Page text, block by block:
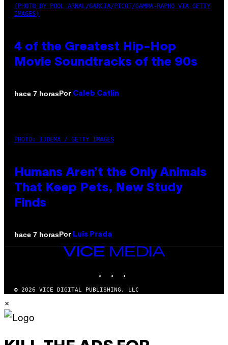
(PHOTO BY POOL ARNAL/GARCIA/PICOT/GAMMA-RAPHO VIA GETTY
IMAGES)
4 of the Greatest Hip-Hop
Movie Soundtracks of the 90s
hace 7 horasPor Caleb Catlin
PHOTO: IJDEMA / GETTY IMAGES
Humans Aren’t the Only Animals
That Keep Pets, New Study
Finds
hace 7 horasPor Luis Prada
VICE
© 2026 VICE DIGITAL PUBLISHING, LLC
×